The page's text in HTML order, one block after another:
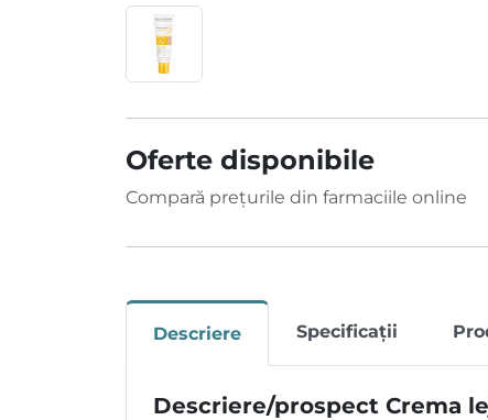
Oferte disponibile
Compară prețurile din farmaciile online
Descriere Specificații
Descriere/prospect Crema